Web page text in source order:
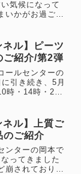
気候になって
いかがお過ごし
があります！す
ルでは...
ネル】ピーツ
ご紹介/第2弾
ールセンターの
引き続き、5月
時・14時・22
材商品・メンズ
ネル】上質ご
のご紹介
ンターの岡本で
ってきました
崩されておりま